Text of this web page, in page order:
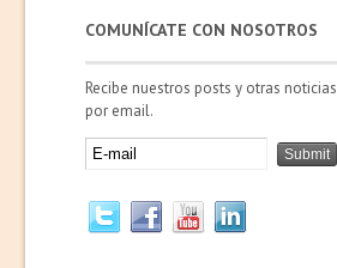
COMUNÍCATE CON NOSOTROS
Recibe nuestros posts y otras noticias
por email.